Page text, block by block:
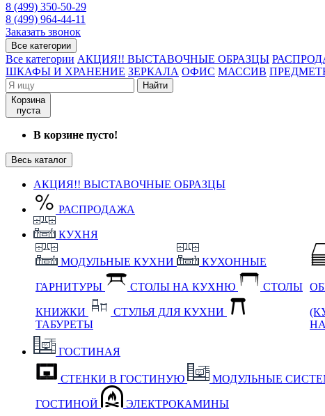
8 (499) 350-50-29
8 (499) 964-44-11
Заказать звонок
Все категории
Все категории АКЦИЯ!! ВЫСТАВОЧНЫЕ ОБРАЗЦЫ
ШКАФЫ И ХРАНЕНИЕ ЗЕРКАЛА ОФИС МАССИВ
Найти
Корзина
пуста
В корзине пусто!
Весь каталог
АКЦИЯ!! ВЫСТАВОЧНЫЕ ОБРАЗЦЫ
РАСПРОДАЖА
КУХНЯ
МОДУЛЬНЫЕ КУХНИ КУХОННЫЕ
ГАРНИТУРЫ СТОЛЫ НА КУХНЮ СТОЛЫ
КНИЖКИ
СТУЛЬЯ ДЛЯ КУХНИ
ТАБУРЕТЫ
ГОСТИНАЯ
СТЕНКИ В ГОСТИНУЮ МОДУЛЬНЫЕ
ГОСТИНОЙ ЭЛЕКТРОКАМИНЫ